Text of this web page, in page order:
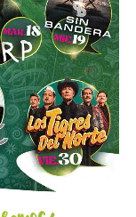
para
plataformas
conexión a
y
como
consigue